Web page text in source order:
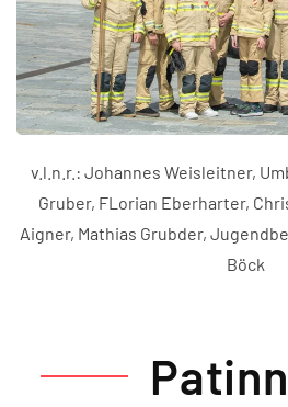
v.l.n.r.: Johannes Weisleitner,
Gruber, FLorian Eberharter,
Aigner, Mathias Grubder,
Böck